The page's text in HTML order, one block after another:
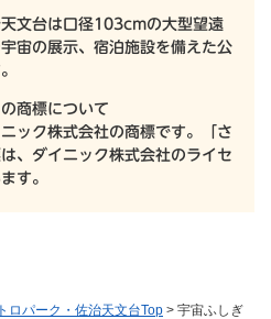
ロパーク・佐治天文台Top > 宇宙ふしぎ
文台は口径103cmの大型望遠
宙の展示、宿泊施設を備えた公
商標について
ック株式会社の商標です。「さ
、ダイニック株式会社のライセ
す。